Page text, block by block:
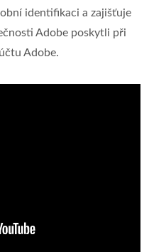
identifikaci a zajišťuje
Adobe poskytli při
Adobe.